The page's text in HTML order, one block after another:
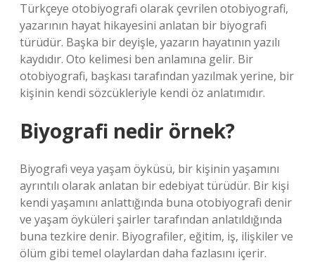
Türkçeye otobiyografi olarak çevrilen otobiyografi,
yazarının hayat hikayesini anlatan bir biyografi
türüdür. Başka bir deyişle, yazarın hayatının yazılı
kaydıdır. Oto kelimesi ben anlamına gelir. Bir
otobiyografi, başkası tarafından yazılmak yerine, bir
kişinin kendi sözcükleriyle kendi öz anlatımıdır.
Biyografi nedir örnek?
Biyografi veya yaşam öyküsü, bir kişinin yaşamını
ayrıntılı olarak anlatan bir edebiyat türüdür. Bir kişi
kendi yaşamını anlattığında buna otobiyografi denir
ve yaşam öyküleri şairler tarafından anlatıldığında
buna tezkire denir. Biyografiler, eğitim, iş, ilişkiler ve
ölüm gibi temel olaylardan daha fazlasını içerir.